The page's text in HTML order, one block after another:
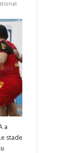
a
stade